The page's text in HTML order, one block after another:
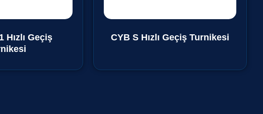
Hızlı Geçiş
CYB S Hızlı Geçiş Turnikesi